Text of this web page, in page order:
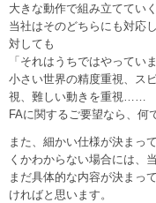
大きな動作で組み立ててい
当社はそのどちらにも対応
対しても
「それはうちではやってい
小さい世界の精度重視、ス
視、難しい動きを重視……
FAに関するご要望なら、何
また、細かい仕様が決まっ
くかわからない場合には、
まだ具体的な内容が決まっ
ければと思います。